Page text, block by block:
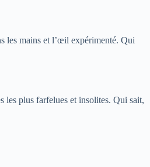
les mains et l’œil expérimenté. Qui
les plus farfelues et insolites. Qui sait,